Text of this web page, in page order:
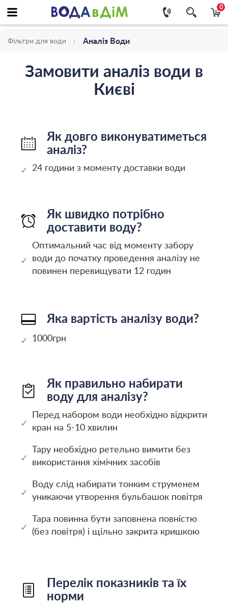
0
Фільтри для води Аналіз Води
Замовити аналіз води в
Києві
Як довго виконуватиметься
аналіз?
✓ 24 години з моменту доставки води
Як швидко потрібно
доставити воду?
✓
Оптимальний час від моменту забору
води до початку проведення аналізу не
повинен перевищувати 12 годин
Яка вартість аналізу води?
✓ 1000грн
Як правильно набирати
воду для аналізу?
✓
Перед набором води необхідно відкрити
кран на 5-10 хвилин
✓
Тару необхідно ретельно вимити без
використання хімічних засобів
✓
Воду слід набирати тонким струменем
уникаючи утворення бульбашок повітря
✓
Тара повинна бути заповнена повністю
(без повітря) і щільно закрита кришкою
Перелік показників та їх
норми